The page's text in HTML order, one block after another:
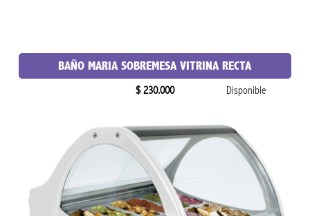
BAÑO MARIA SOBREMESA VITRINA RECTA
$ 230.000 Disponible